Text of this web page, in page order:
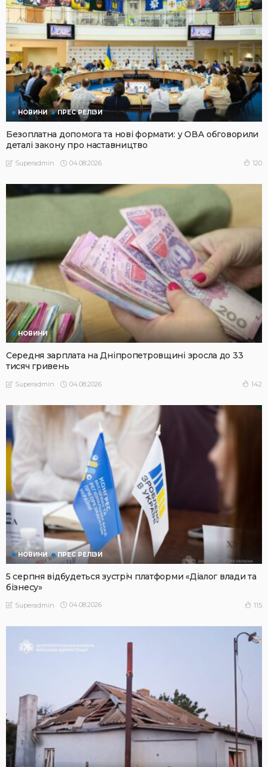
НОВИНИ ПРЕС РЕЛІЗИ
Безоплатна допомога та нові формати: у ОВА обговорили
деталі закону про наставництво
Superadmin 04.08.2026 120
НОВИНИ
Середня зарплата на Дніпропетровщині зросла до 33
тисяч гривень
Superadmin 04.08.2026 142
НОВИНИ ПРЕС РЕЛІЗИ
5 серпня відбудеться зустріч платформи «Діалог влади та
бізнесу»
Superadmin 04.08.2026 115